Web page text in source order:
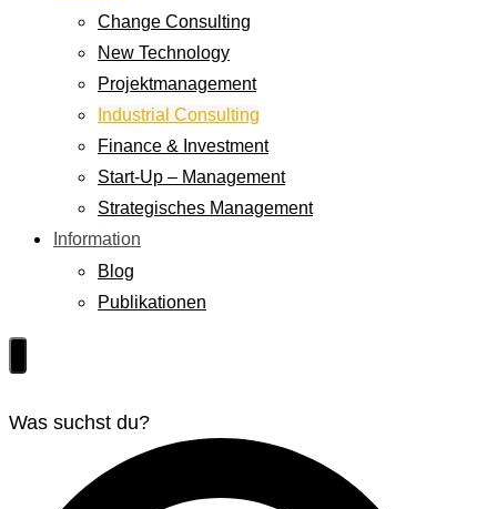
Change Consulting
New Technology
Projektmanagement
Industrial Consulting
Finance & Investment
Start-Up – Management
Strategisches Management
Information
Blog
Publikationen
Was suchst du?